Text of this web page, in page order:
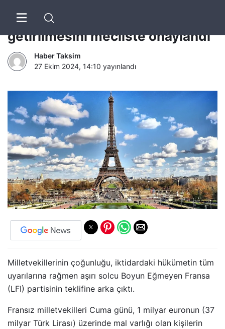
Fransa’da milyarderlere ek vergi
getirilmesini mecliste onaylandı
Haber Taksim
27 Ekim 2024, 14:10 yayınlandı
Milletvekillerinin çoğunluğu, iktidardaki hükümetin tüm
uyarılarına rağmen aşırı solcu Boyun Eğmeyen Fransa
(LFI) partisinin teklifine arka çıktı.
Fransız milletvekilleri Cuma günü, 1 milyar euronun (37
milyar Türk Lirası) üzerinde mal varlığı olan kişilerin